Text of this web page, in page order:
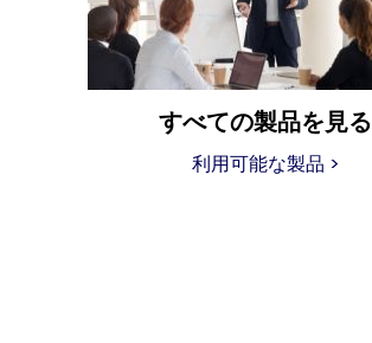
すべての製品を見る
利用可能な製品 >